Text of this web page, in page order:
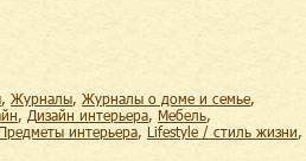
, журналы, журналы о доме и семье,
, дизайн интерьера, мебель,
предметы интерьера, lifestyle / стиль жизни,